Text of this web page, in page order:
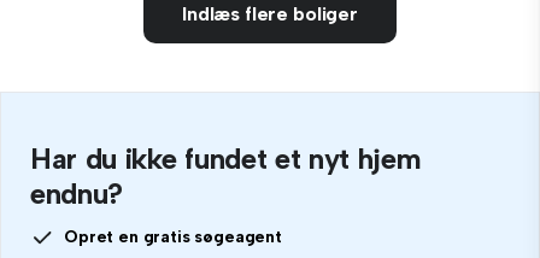
Indlæs flere boliger
Har du ikke fundet et nyt hjem
endnu?
Opret en gratis søgeagent